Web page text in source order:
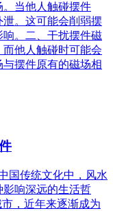
当他人触碰摆件
。这可能会削弱摆
。二、干扰摆件磁
他人触碰时可能会
摆件原有的磁场相
国传统文化中，风水
响深远的生活哲
，近年来逐渐成为